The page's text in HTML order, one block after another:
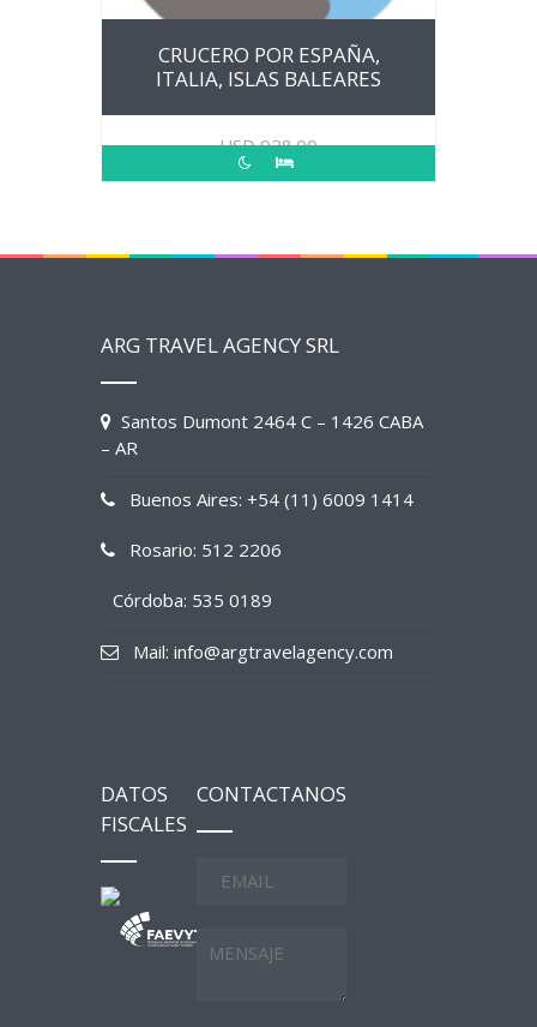
CRUCERO POR ESPAÑA,
ITALIA, ISLAS BALEARES
USD928.00
ARG TRAVEL AGENCY SRL
Santos Dumont 2464 C – 1426 CABA
– AR
Buenos Aires: +54 (11) 6009 1414
Rosario: 512 2206
Córdoba: 535 0189
Mail: info@argtravelagency.com
DATOS
FISCALES
CONTACTANOS